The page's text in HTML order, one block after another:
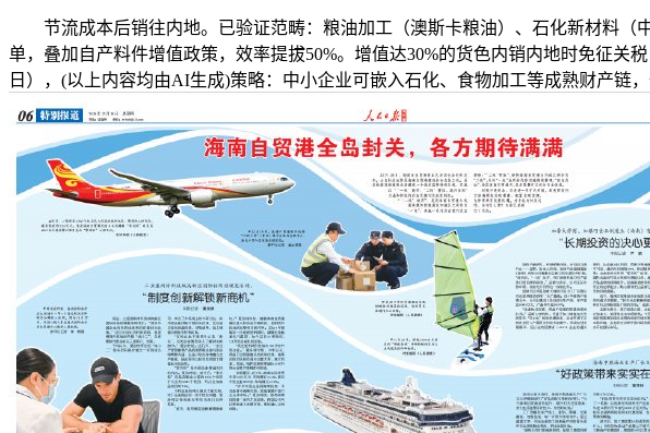
节流成本后销往内地。已验证范畴：粮油加工（澳斯卡粮油）、石化新材料（
单，叠加自产料件增值政策，效率提拔50%。增值达30%的货色内销内地时免征关
日），(以上内容均由AI生成)策略：中小企业可嵌入石化、食物加工等成熟财产链